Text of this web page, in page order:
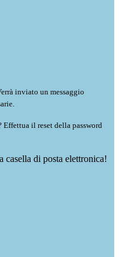
inviato un messaggio
Effettua il reset della password
casella di posta elettronica!